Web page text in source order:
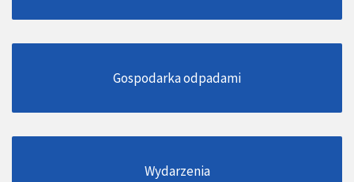
Gospodarka odpadami
Wydarzenia